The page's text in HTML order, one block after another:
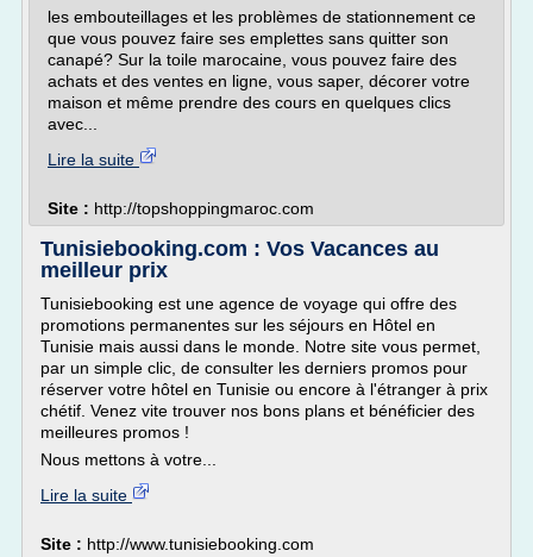
les embouteillages et les problèmes de stationnement ce
que vous pouvez faire ses emplettes sans quitter son
canapé? Sur la toile marocaine, vous pouvez faire des
achats et des ventes en ligne, vous saper, décorer votre
maison et même prendre des cours en quelques clics
avec...
Lire la suite
Site : http://topshoppingmaroc.com
Tunisiebooking.com : Vos Vacances au
meilleur prix
Tunisiebooking est une agence de voyage qui offre des
promotions permanentes sur les séjours en Hôtel en
Tunisie mais aussi dans le monde. Notre site vous permet,
par un simple clic, de consulter les derniers promos pour
réserver votre hôtel en Tunisie ou encore à l'étranger à prix
chétif. Venez vite trouver nos bons plans et bénéficier des
meilleures promos !
Nous mettons à votre...
Lire la suite
Site : http://www.tunisiebooking.com